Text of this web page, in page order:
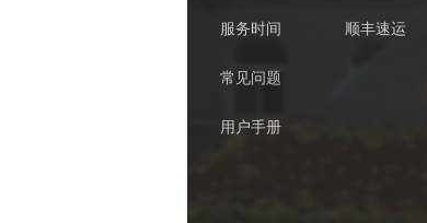
服务时间
常见问题
用户手册
顺丰速运